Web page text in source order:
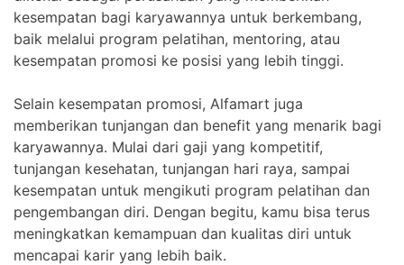
kesempatan bagi karyawannya untuk berkembang,
baik melalui program pelatihan, mentoring, atau
kesempatan promosi ke posisi yang lebih tinggi.
Selain kesempatan promosi, Alfamart juga
memberikan tunjangan dan benefit yang menarik bagi
karyawannya. Mulai dari gaji yang kompetitif,
tunjangan kesehatan, tunjangan hari raya, sampai
kesempatan untuk mengikuti program pelatihan dan
pengembangan diri. Dengan begitu, kamu bisa terus
meningkatkan kemampuan dan kualitas diri untuk
mencapai karir yang lebih baik.